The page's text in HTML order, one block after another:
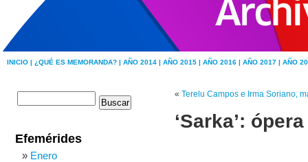
INICIO | ¿QUÉ ES MEMORANDA? | AÑO 2014 | AÑO 2015 | AÑO 2016 | AÑO 2017 | AÑO
« Terelu Campos e Irma Soriano,
‘Sarka’:
Efemérides
Enero